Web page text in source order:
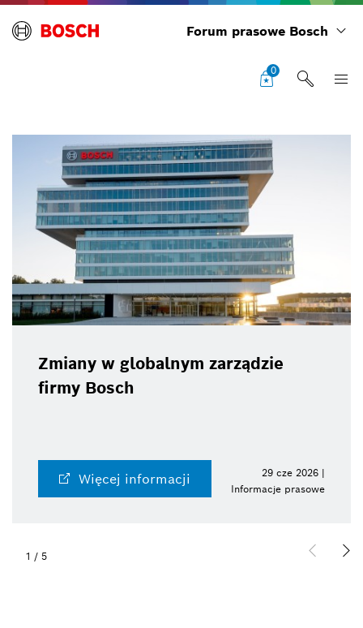
Forum prasowe Bosch
0
Zmiany w globalnym zarządzie
firmy Bosch
Więcej informacji
29 cze 2026 |
Informacje prasowe
1 / 5